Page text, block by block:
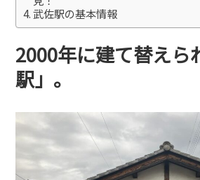
武佐駅の基本情報
2000年に建て替えら
駅」。